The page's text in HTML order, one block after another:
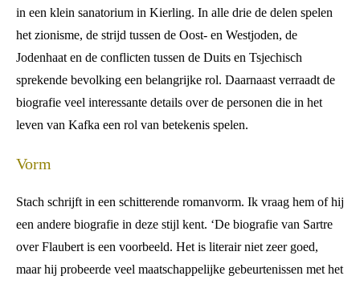
in een klein sanatorium in Kierling. In alle drie de delen spelen
het zionisme, de strijd tussen de Oost- en Westjoden, de
Jodenhaat en de conflicten tussen de Duits en Tsjechisch
sprekende bevolking een belangrijke rol. Daarnaast verraadt de
biografie veel interessante details over de personen die in het
leven van Kafka een rol van betekenis spelen.
Vorm
Stach schrijft in een schitterende romanvorm. Ik vraag hem of hij
een andere biografie in deze stijl kent. ‘De biografie van Sartre
over Flaubert is een voorbeeld. Het is literair niet zeer goed,
maar hij probeerde veel maatschappelijke gebeurtenissen met het